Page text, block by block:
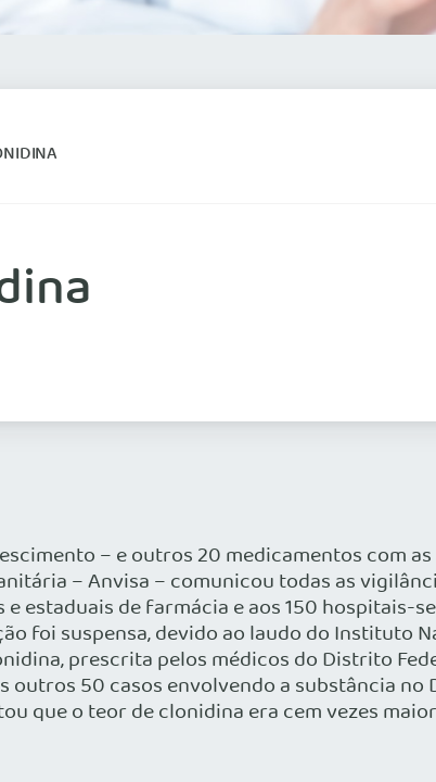
– e outros 20 medicamentos com
– Anvisa – comunicou todas as
estaduais de farmácia e aos 150 hospitais-
foi suspensa, devido ao laudo do Instituto
prescrita pelos médicos do Distrito
50 casos envolvendo a substância no
que o teor de clonidina era cem vezes